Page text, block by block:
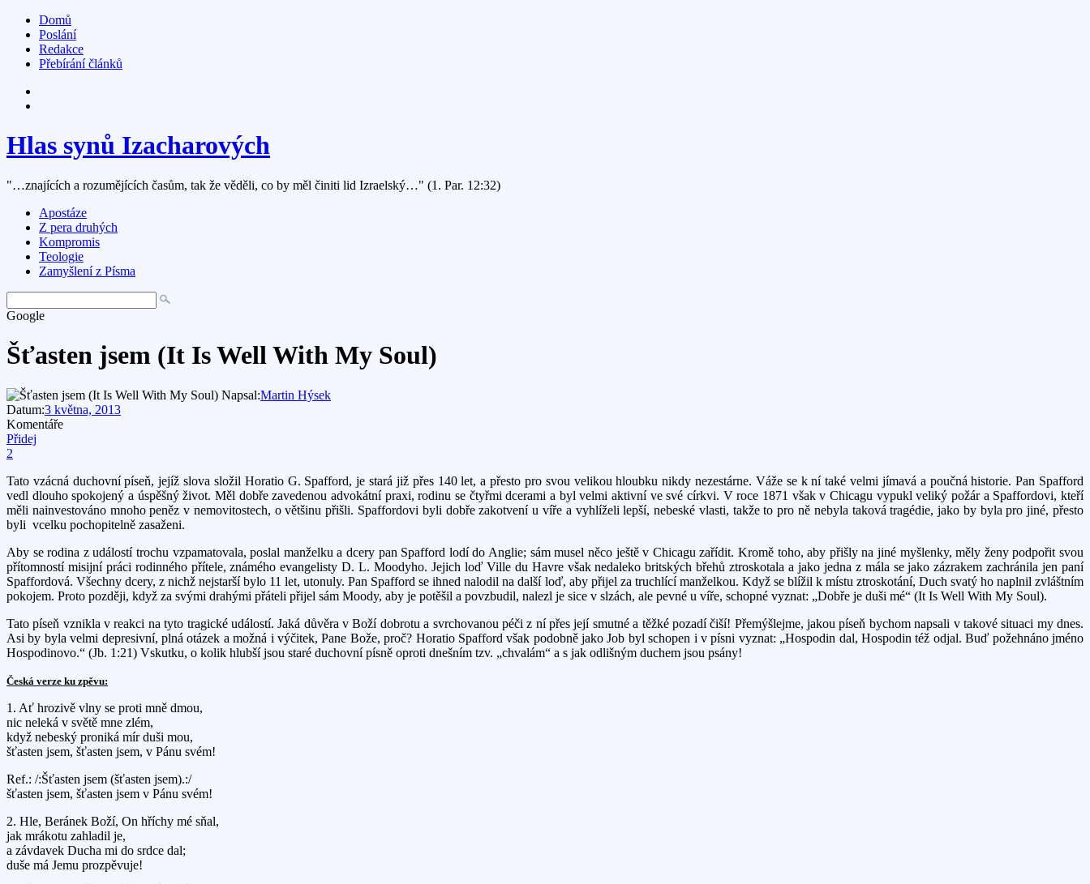
Domů
Poslání
Redakce
Přebírání článků
Hlas synů Izacharových
"…znajících a rozumějících časům, tak že věděli, co by měl činiti lid Izraelský…" (1. Par. 12:32)
Apostáze
Z pera druhých
Kompromis
Teologie
Zamyšlení z Písma
Google
Šťasten jsem (It Is Well With My Soul)
Napsal:Martin Hýsek
Datum:3 května, 2013
Komentáře
Přidej
2
Tato vzácná duchovní píseň, jejíž slova složil Horatio G. Spafford, je stará již přes 140 let, a přesto pro svou velikou hloubku nikdy nezestárne. Váže se k ní také velmi jímavá a poučná historie. Pan Spafford
vedl dlouho spokojený a úspěšný život. Měl dobře zavedenou advokátní praxi, rodinu se čtyřmi dcerami a byl velmi aktivní ve své církvi. V roce 1871 však v Chicagu vypukl veliký požár a Spaffordovi, kteří
měli nainvestováno mnoho peněz v nemovitostech, o většinu přišli. Spaffordovi byli dobře zakotvení u víře a vyhlíželi lepší, nebeské vlasti, takže to pro ně nebyla taková tragédie, jako by byla pro jiné, přesto
byli vcelku pochopitelně zasaženi.
Aby se rodina z událostí trochu vzpamatovala, poslal manželku a dcery pan Spafford lodí do Anglie; sám musel něco ještě v Chicagu zařídit. Kromě toho, aby přišly na jiné myšlenky, měly ženy podpořit svou
přítomností misijní práci rodinného přítele, známého evangelisty D. L. Moodyho. Jejich loď Ville du Havre však nedaleko britských břehů ztroskotala a jako jedna z mála se jako zázrakem zachránila jen paní
Spaffordová. Všechny dcery, z nichž nejstarší bylo 11 let, utonuly. Pan Spafford se ihned nalodil na další loď, aby přijel za truchlící manželkou. Když se blížil k místu ztroskotání, Duch svatý ho naplnil zvláštním
pokojem. Proto později, když za svými drahými přáteli přijel sám Moody, aby je potěšil a povzbudil, nalezl je sice v slzách, ale pevné u víře, schopné vyznat: „Dobře je duši mé“ (It Is Well With My Soul).
Tato píseň vznikla v reakci na tyto tragické událostí. Jaká důvěra v Boží dobrotu a svrchovanou péči z ní přes její smutné a těžké pozadí čiší! Přemýšlejme, jakou píseň bychom napsali v takové situaci my dnes.
Asi by byla velmi depresivní, plná otázek a možná i výčitek, Pane Bože, proč? Horatio Spafford však podobně jako Job byl schopen i v písni vyznat: „Hospodin dal, Hospodin též odjal. Buď požehnáno jméno
Hospodinovo.“ (Jb. 1:21) Vskutku, o kolik hlubší jsou staré duchovní písně oproti dnešním tzv. „chvalám“ a s jak odlišným duchem jsou psány!
Česká verze ku zpěvu:
1. Ať hrozivě vlny se proti mně dmou,
nic neleká v světě mne zlém,
když nebeský proniká mír duši mou,
šťasten jsem, šťasten jsem, v Pánu svém!
Ref.: /:Šťasten jsem (šťasten jsem).:/
šťasten jsem, šťasten jsem v Pánu svém!
2. Hle, Beránek Boží, On hříchy mé sňal,
jak mrákotu zahladil je,
a závdavek Ducha mi do srdce dal;
duše má Jemu prozpěvuje!